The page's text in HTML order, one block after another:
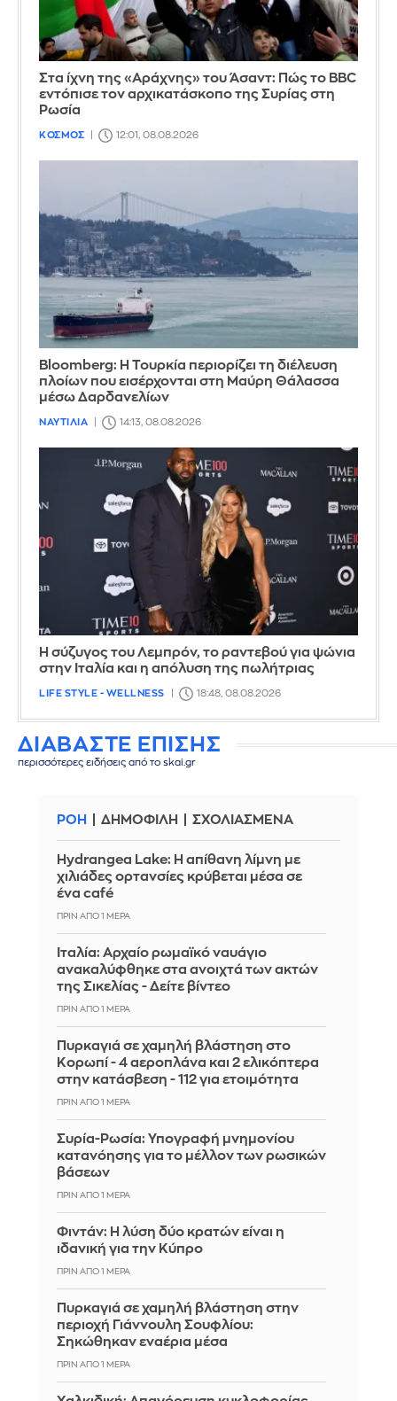
Στα ίχνη της «Αράχνης» του Άσαντ: Πώς το BBC
εντόπισε τον αρχικατάσκοπο της Συρίας στη
Ρωσία
ΚΟΣΜΟΣ 12:01, 08.08.2026
Bloomberg: Η Τουρκία περιορίζει τη διέλευση
πλοίων που εισέρχονται στη Μαύρη Θάλασσα
μέσω Δαρδανελίων
ΝΑΥΤΙΛΙΑ 14:13, 08.08.2026
Η σύζυγος του Λεμπρόν, το ραντεβού για ψώνια
στην Ιταλία και η απόλυση της πωλήτριας
LIFE STYLE - WELLNESS 18:48, 08.08.2026
ΔΙΑΒΑΣΤΕ ΕΠΙΣΗΣ
περισσότερες ειδήσεις από το skai.gr
ΡΟΗ ΔΗΜΟΦΙΛΗ ΣΧΟΛΙΑΣΜΕΝΑ
Hydrangea Lake: Η απίθανη λίμνη με
χιλιάδες ορτανσίες κρύβεται μέσα σε
ένα café
ΠΡΙΝ ΑΠΌ 1 ΜΈΡΑ
Ιταλία: Αρχαίο ρωμαϊκό ναυάγιο
ανακαλύφθηκε στα ανοιχτά των ακτών
της Σικελίας - Δείτε βίντεο
ΠΡΙΝ ΑΠΌ 1 ΜΈΡΑ
Πυρκαγιά σε χαμηλή βλάστηση στο
Κορωπί - 4 αεροπλάνα και 2 ελικόπτερα
στην κατάσβεση - 112 για ετοιμότητα
ΠΡΙΝ ΑΠΌ 1 ΜΈΡΑ
Συρία-Ρωσία: Υπογραφή μνημονίου
κατανόησης για το μέλλον των ρωσικών
βάσεων
ΠΡΙΝ ΑΠΌ 1 ΜΈΡΑ
Φιντάν: Η λύση δύο κρατών είναι η
ιδανική για την Κύπρο
ΠΡΙΝ ΑΠΌ 1 ΜΈΡΑ
Πυρκαγιά σε χαμηλή βλάστηση στην
περιοχή Γιάννουλη Σουφλίου:
Σηκώθηκαν εναέρια μέσα
ΠΡΙΝ ΑΠΌ 1 ΜΈΡΑ